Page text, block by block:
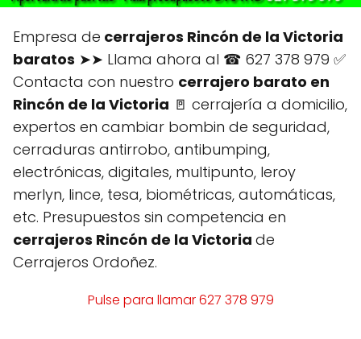
Empresa de cerrajeros Rincón de la Victoria
baratos ➤➤ Llama ahora al ☎ 627 378 979 ✅
Contacta con nuestro cerrajero barato en
Rincón de la Victoria 🚪 cerrajería a domicilio,
expertos en cambiar bombin de seguridad,
cerraduras antirrobo, antibumping,
electrónicas, digitales, multipunto, leroy
merlyn, lince, tesa, biométricas, automáticas,
etc. Presupuestos sin competencia en
cerrajeros Rincón de la Victoria de
Cerrajeros Ordoñez.
Pulse para llamar 627 378 979